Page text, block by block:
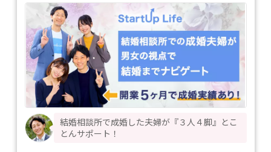
結婚相談所で成婚した夫婦が『３人４脚』とこ
とんサポート！